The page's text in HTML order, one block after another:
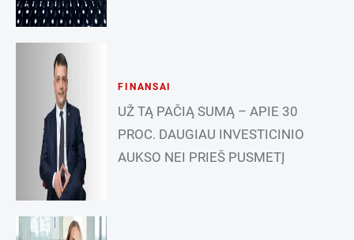
FINANSAI
UŽ TĄ PAČIĄ SUMĄ – APIE 30
PROC. DAUGIAU INVESTICINIO
AUKSO NEI PRIEŠ PUSMETĮ